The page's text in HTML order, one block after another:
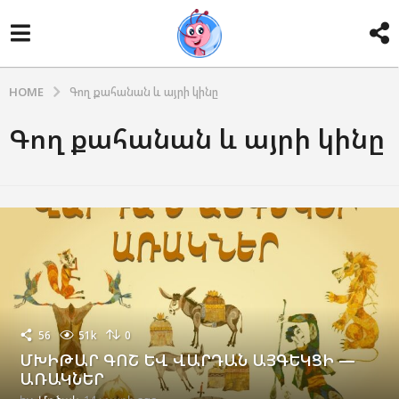
HOME Գող քահանան և այրի կինը
Գող քահանան և այրի կինը
56 51k 0
ՄԽԻԹԱՐ ԳՈՇ ԵՎ ՎԱՐԴԱՆ ԱՅԳԵԿՑԻ —
ԱՌԱԿՆԵՐ